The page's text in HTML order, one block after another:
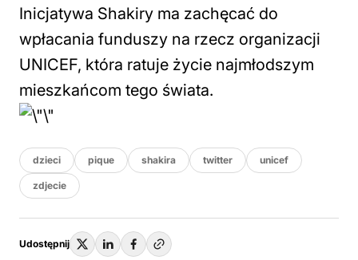
Inicjatywa Shakiry ma zachęcać do
wpłacania funduszy na rzecz organizacji
UNICEF, która ratuje życie najmłodszym
mieszkańcom tego świata.
dzieci pique shakira twitter unicef
zdjecie
Udostępnij